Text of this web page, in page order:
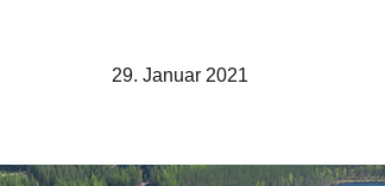
29. Januar 2021